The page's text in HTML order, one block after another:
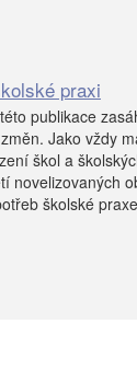
praxi
publikace
Jako vždy
škol a
novelizovaných
školské